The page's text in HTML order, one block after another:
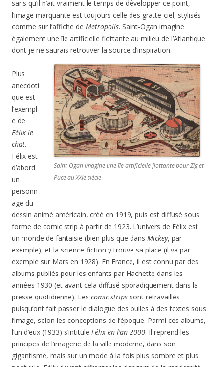
sans qu’il n’ait vraiment le temps de développer ce point,
l’image marquante est toujours celle des gratte-ciel, stylisés
comme sur l’affiche de Metropolis. Saint-Ogan imagine
également une île artificielle flottante au milieu de l’Atlantique
dont je ne saurais retrouver la source d’inspiration.
Saint-Ogan imagine une île artificielle flottante pour Zig et
Puce au XXIe siècle
Plus
anecdoti
que est
l’exempl
e de
Félix le
chat.
Félix est
d’abord
un
personn
age du
dessin animé américain, créé en 1919, puis est diffusé sous
forme de comic strip à partir de 1923. L’univers de Félix est
un monde de fantaisie (bien plus que dans Mickey, par
exemple), et la science-fiction y trouve sa place (il va par
exemple sur Mars en 1928). En France, il est connu par des
albums publiés pour les enfants par Hachette dans les
années 1930 (et avant cela diffusé sporadiquement dans la
presse quotidienne). Les comic strips sont retravaillés
puisqu’ont fait passer le dialogue des bulles à des textes sous
l’image, selon les conceptions de l’époque. Parmi ces albums,
l’un d’eux (1933) s’intitule Félix en l’an 2000. Il reprend les
principes de l’imagerie de la ville moderne, dans son
gigantisme, mais sur un mode à la fois plus sombre et plus